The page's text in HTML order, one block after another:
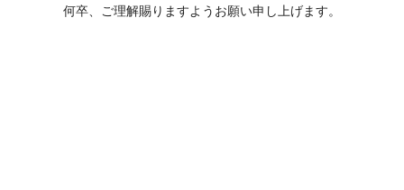
何卒、ご理解賜りますようお願い申し上げます。